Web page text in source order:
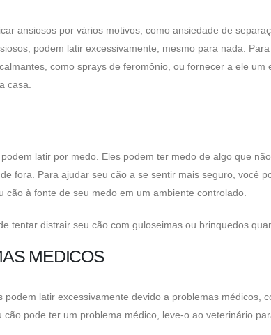
ansiosos por vários motivos, como ansiedade de
podem latir excessivamente, mesmo para nada.
como sprays de feromônio, ou fornecer a ele
casa.
latir por medo. Eles podem ter medo de algo que
fora. Para ajudar seu cão a se sentir mais seguro, você
cão à fonte de seu medo em um ambiente controlado.
tentar distrair seu cão com guloseimas ou brinquedos
MEDICOS
podem latir excessivamente devido a problemas médicos,
cão pode ter um problema médico, leve-o ao veterinário